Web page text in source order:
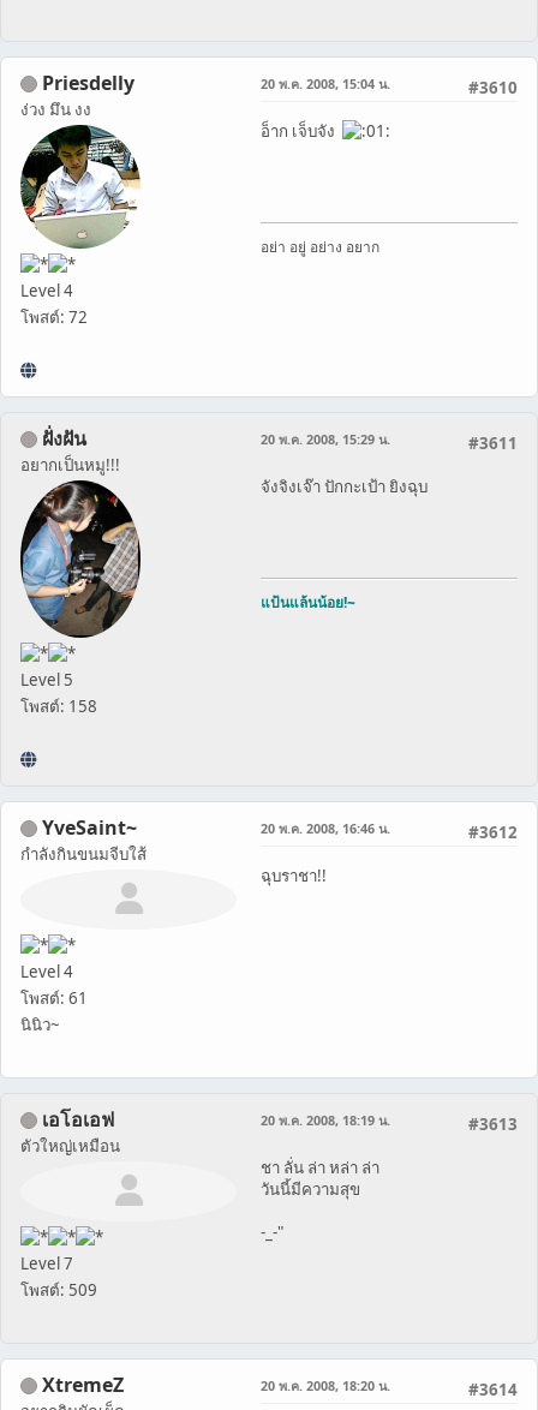
Priesdelly
ง่วง มึน งง
Level 4
โพสต์: 72
#3610
20 พ.ค. 2008, 15:04 น.
อ็าก เจ็บจัง
อย่า อยู่ อย่าง อยาก
ฝั่งฝัน
อยากเป็นหมู!!!
Level 5
โพสต์: 158
#3611
20 พ.ค. 2008, 15:29 น.
จังจิงเจ๊า ปักกะเป้า ยิงฉุบ
แป้นแล้นน้อย!~
YveSaint~
กำลังกินขนมจีบใส้
Level 4
โพสต์: 61
นินิว~
#3612
20 พ.ค. 2008, 16:46 น.
ฉุบราชา!!
เอโอเอฟ
ตัวใหญ่เหมือน
Level 7
โพสต์: 509
#3613
20 พ.ค. 2008, 18:19 น.
ชา ลั่น ล่า หล่า ล่า
วันนี้มีความสุข
-_-"
XtremeZ #3614
20 พ.ค. 2008, 18:20 น.